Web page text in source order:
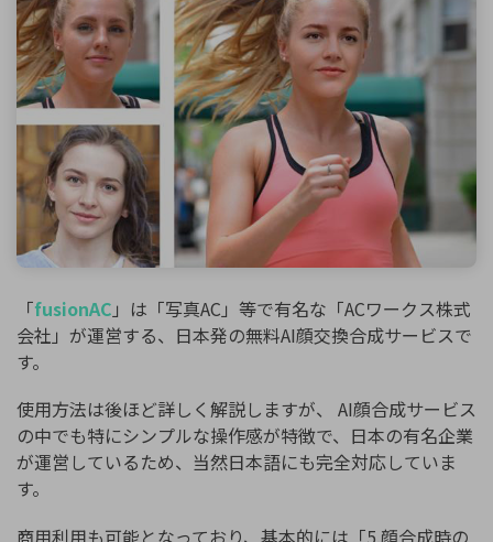
「fusionAC 」は「写真AC」等で有名な「ACワークス株式
会社」が運営する、日本発の無料AI顔交換合成サービスで
す。
使用方法は後ほど詳しく解説しますが、 AI顔合成サービス
の中でも特にシンプルな操作感が特徴で、日本の有名企業
が運営しているため、当然日本語にも完全対応していま
す。
商用利用も可能となっており、基本的には「5.顔合成時の